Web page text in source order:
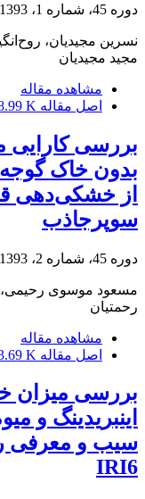
دوره 45، شماره 1، 1393، صفحه
نسرین مجیدیان،
مجید مجیدیان
مشاهده مقاله
اصل مقاله K
بررسی
بدون خاک
از خشکی‏‌دهی
سوپرجاذب
دوره 45، شماره 2، 1393، صفحه
مسعود موسوی رحیمی،
رحمتیان
مشاهده مقاله
اصل مقاله K
بررسی میزان
اینبریدینگ و
سیب و معرفی
IRI6